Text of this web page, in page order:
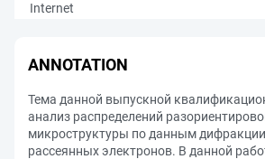
Internet
ANNOTATION
Тема данной выпускной
анализ распределений
микроструктуры по данным
рассеянных электронов. В данной